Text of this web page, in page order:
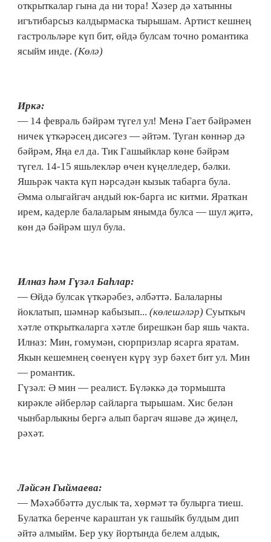
открыткалар гына да ни тора! Хәзер дә хатынны
игътибарсыз калдырмаска тырышам. Артист кешнең
гастрольләре күп бит, өйдә булсам точно романтика
ясыйм инде. (Көлә)
Иркә:
— 14 февраль бәйрәм түгел ул! Менә Гает бәйрәмен
ничек үткәрәсең дисәгез — әйтәм. Туган көннәр дә
бәйрәм, Яңа ел да. Тик Гашыйклар көне бәйрәм
түгел. 14-15 яшьлекләр өчен күңелледер, бәлки.
Яшьрәк чакта күп нәрсәдән кызык табарга була.
Әмма олыгайгач андый юк-барга ис китми. Яраткан
ирем, кадерле балаларым янымда булса — шул җитә,
көн дә бәйрәм шул була.
Илназ һәм Гүзәл Баһлар:
— Өйдә булсак үткәрәбез, әлбәттә. Балаларны
йоклатып, шәмнәр кабызып... (көлешәләр) Суыткыч
хәтле открыткаларга хәтле бирешкән бар яшь чакта.
Илназ: Мин, гомумән, сюрпризлар ясарга яратам.
Якын кешемнең сөенүен күрү зур бәхет бит ул. Мин
— романтик.
Гүзәл: Ә мин — реалист. Бүләккә дә тормышта
кирәкле әйберләр сайларга тырышам. Хис белән
чынбарлыкны бергә алып баргач яшәве дә җиңел,
рәхәт.
Ләйсән Гыймаева:
— Мәхәббәттә дуслык та, хөрмәт тә булырга тиеш.
Булатка беренче караштан ук гашыйк булдым дип
әйтә алмыйм. Бер уку йортында белем алдык,